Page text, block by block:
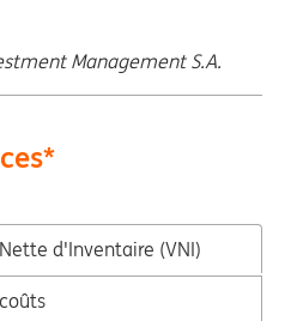
Management S.A.
d'Inventaire (VNI)